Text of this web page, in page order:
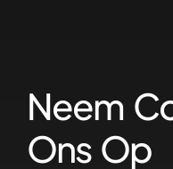
Neem
Ons Op